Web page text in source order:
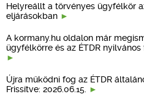
Helyreállt a törvényes ügyfélkör
eljárásokban
A kormany.hu oldalon már
ügyfélkörre és az ÉTDR
Újra működni fog az ÉTDR
Frissítve: 2026.06.15.